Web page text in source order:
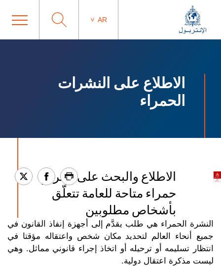
AR
الاطلاع على النشرات
الحمراء
الاطلاع والبحث على نشراتٍ
حمراء متاحة للعامة تتعلّق
بأشخاص مطلوبين
النشرة الحمراء هي طلب يقدَّم إلى أجهزة إنفاذ القانون في
جميع أنحاء العالم لتحديد مكان شخص واعتقاله مؤقتا في
انتظار تسليمه أو ترحيله أو اتخاذ إجراء قانوني مماثل. وهي
ليست مذكرة اعتقال دولية.